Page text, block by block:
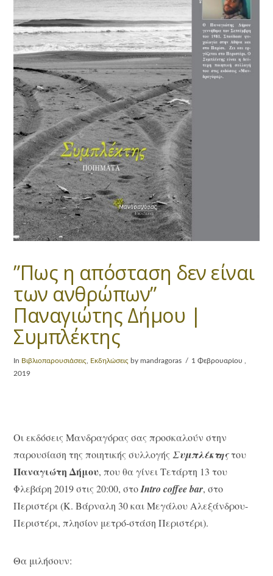
”Πως η απόσταση δεν είναι
των ανθρώπων”
Παναγιώτης Δήμου |
Συμπλέκτης
In Βιβλιοπαρουσιάσεις Εκδηλώσεις by mandragoras
1 Φεβρουαρίου ,
2019
Οι εκδόσεις Μανδραγόρας σας προσκαλούν στην
παρουσίαση της ποιητικής συλλογής Συμπλέκτηςτου
Παναγιώτη Δήμου, που θα γίνει Τετάρτη 13 του
Φλεβάρη 2019 στις 20:00, στοIntro coffee bar, στο
Περιστέρι (Κ. Βάρναλη 30 και Μεγάλου Αλεξάνδρου-
Περιστέρι, πλησίον μετρό-στάση Περιστέρι).
Θα μιλήσουν: